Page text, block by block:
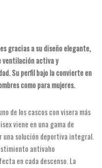
gracias a su diseño elegante,
ventilación activa y
Su perfil bajo la convierte en
como para mujeres.
de los cascos con visera más
viene en una gama de
una solución deportiva integral.
antivaho
en cada descenso. La